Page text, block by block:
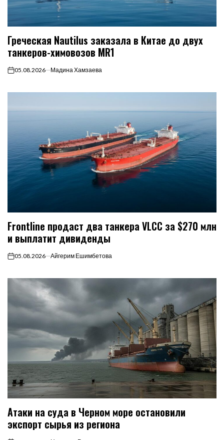
Греческая Nautilus заказала в Китае до двух
танкеров-химовозов MR1
on05.08.2026 Мадина Хамзаева
Frontline продаст два танкера VLCC за $270 млн
и выплатит дивиденды
on05.08.2026 Айгерим Ешимбетова
Атаки на суда в Черном море остановили
экспорт сырья из региона